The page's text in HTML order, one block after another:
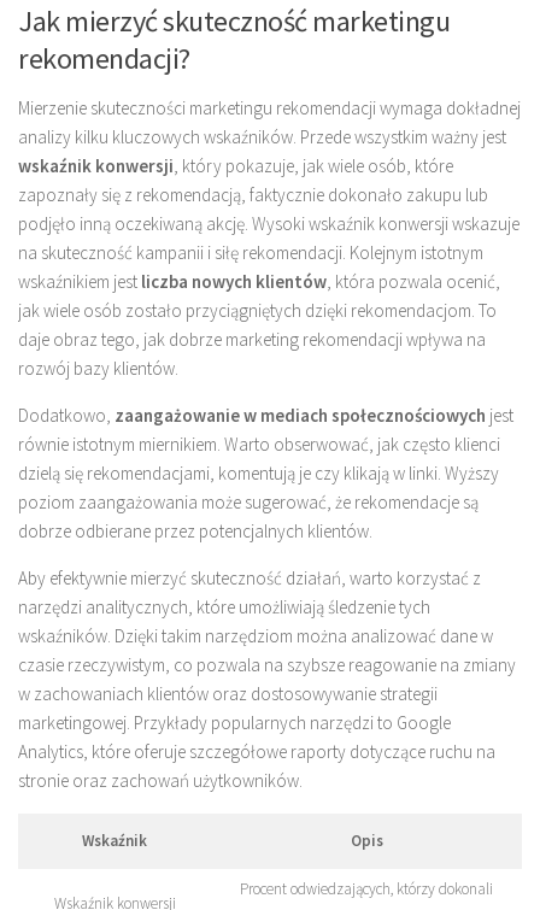
Jak mierzyć skuteczność marketingu
rekomendacji?
Mierzenie skuteczności marketingu rekomendacji wymaga dokładnej
analizy kilku kluczowych wskaźników. Przede wszystkim ważny jest
wskaźnik konwersji , który pokazuje, jak wiele osób, które
zapoznały się z rekomendacją, faktycznie dokonało zakupu lub
podjęło inną oczekiwaną akcję. Wysoki wskaźnik konwersji wskazuje
na skuteczność kampanii i siłę rekomendacji. Kolejnym istotnym
wskaźnikiem jest liczba nowych klientów , która pozwala ocenić,
jak wiele osób zostało przyciągniętych dzięki rekomendacjom. To
daje obraz tego, jak dobrze marketing rekomendacji wpływa na
rozwój bazy klientów.
Dodatkowo, zaangażowanie w mediach społecznościowych jest
równie istotnym miernikiem. Warto obserwować, jak często klienci
dzielą się rekomendacjami, komentują je czy klikają w linki. Wyższy
poziom zaangażowania może sugerować, że rekomendacje są
dobrze odbierane przez potencjalnych klientów.
Aby efektywnie mierzyć skuteczność działań, warto korzystać z
narzędzi analitycznych, które umożliwiają śledzenie tych
wskaźników. Dzięki takim narzędziom można analizować dane w
czasie rzeczywistym, co pozwala na szybsze reagowanie na zmiany
w zachowaniach klientów oraz dostosowywanie strategii
marketingowej. Przykłady popularnych narzędzi to Google
Analytics, które oferuje szczegółowe raporty dotyczące ruchu na
stronie oraz zachowań użytkowników.
Wskaźnik Opis
Wskaźnik konwersji
Procent odwiedzających, którzy dokonali